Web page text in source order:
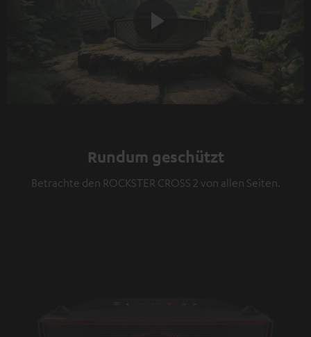
Play
Rundum geschützt
Betrachte den ROCKSTER CROSS 2 von allen Seiten.